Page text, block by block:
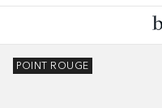
POINT ROUGE